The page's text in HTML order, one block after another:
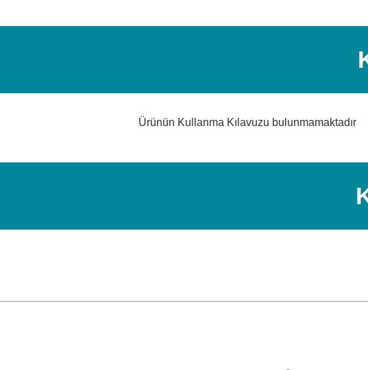
Ürünün Kullanma Kılavuzu bulunmamaktadır